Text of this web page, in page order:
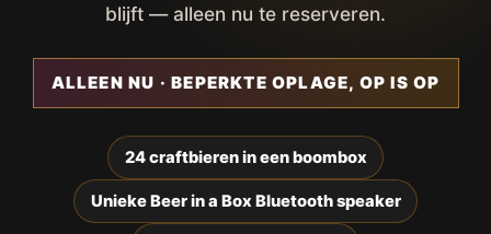
blijft — alleen nu te reserveren.
ALLEEN NU · BEPERKTE OPLAGE, OP IS OP
24 craftbieren in een boombox
Unieke Beer in a Box Bluetooth speaker